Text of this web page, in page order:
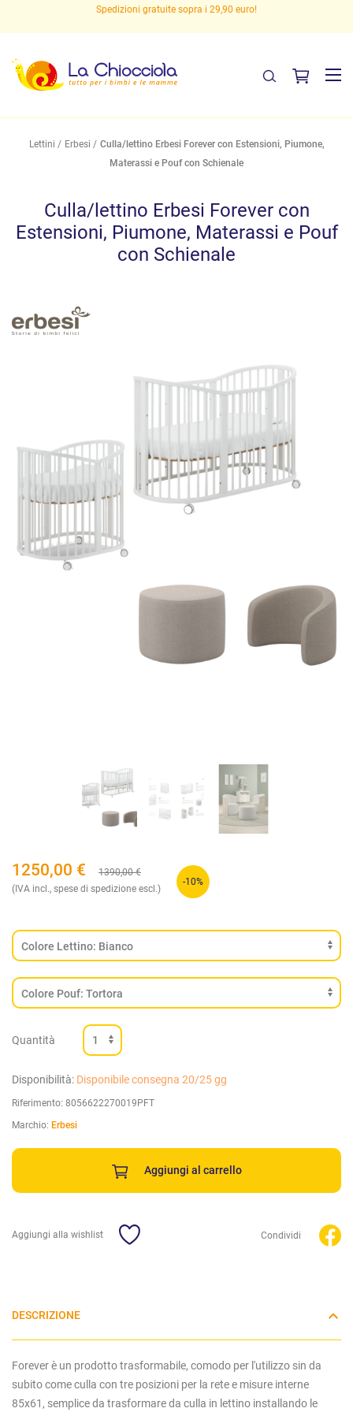
Spedizioni gratuite sopra i 29,90 euro!
Lettini Erbesi
Culla/lettino Erbesi Forever con Estensioni, Piumone,
Materassi e Pouf con Schienale
Culla/lettino Erbesi Forever con
Estensioni, Piumone, Materassi e Pouf
con Schienale
1250,00 € 1390,00€
(IVA incl., spese di spedizione escl.)
-10%
Quantità
Disponibilità: Disponibile consegna 20/25 gg
Riferimento: 8056622270019PFT
Marchio: Erbesi
Aggiungi al carrello
Aggiungi alla wishlist Condividi
DESCRIZIONE
Forever è un prodotto trasformabile, comodo per l'utilizzo sin da
subito come culla con tre posizioni per la rete e misure interne
85x61, semplice da trasformare da culla in lettino installando le